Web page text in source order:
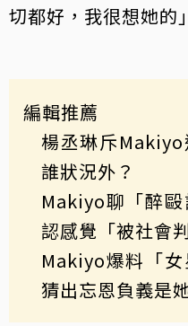
切都好，我很想她的
編輯推薦
楊丞琳斥
誰狀況外？
Makiyo聊「醉
認感覺「被社會
Makiyo爆料「
猜出忘恩負義是